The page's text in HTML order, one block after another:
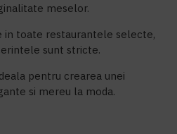
meselor.
in toate restaurantele selecte,
sunt stricte.
pentru crearea unei
si mereu la moda.